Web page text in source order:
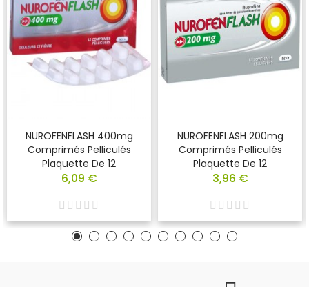
NUROFENFLASH 400mg
Comprimés Pelliculés
Plaquette De 12
6,09 €
NUROFENFLASH 200mg
Comprimés Pelliculés
Plaquette De 12
3,96 €